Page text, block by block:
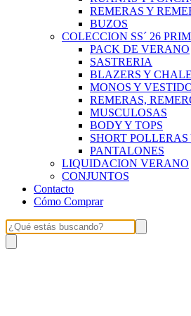
REMERAS Y
BUZOS
COLECCION SS´ 26
PACK DE VERANO
SASTRERIA
BLAZERS Y
MONOS Y
REMERAS,
MUSCULOSAS
BODY Y TOPS
SHORT
PANTALONES
LIQUIDACION VERANO
CONJUNTOS
Contacto
Cómo Comprar